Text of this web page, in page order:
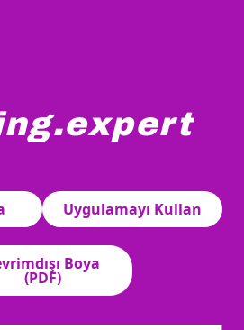
Uygulamayı Kullan
Boya
(PDF)